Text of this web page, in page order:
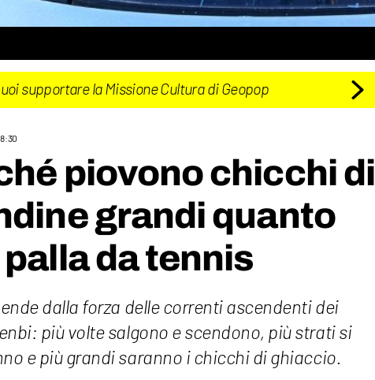
supportare la Missione Cultura di Geopop
piovono chicchi di
grandi quanto
da tennis
dalla forza delle correnti ascendenti dei
più volte salgono e scendono, più strati si
e più grandi saranno i chicchi di ghiaccio.